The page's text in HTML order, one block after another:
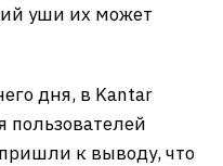
уши их может
дня, в Kantar
пользователей
к выводу, что